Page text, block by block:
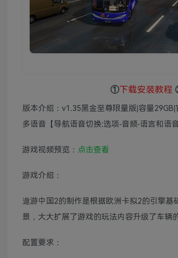
①下载安装教程
版本介绍：v1.35黑金至尊限量版|容量
多语音【导航语音切换:选项-音频-语言和语
游戏视频预览： 点击查看
游戏介绍：
遨游中国2的制作是根据欧洲卡拟2的引擎
景，大大扩展了游戏的玩法内容升级了车辆
配置要求：